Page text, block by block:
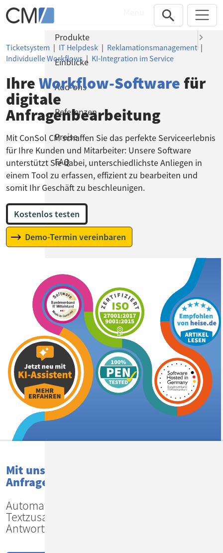
Direkt zur Hauptnavigation springen
Direkt zum Inhalt springen
Ticketsystem IT Helpdesk Reklamationsmanagement
Individuelle Workflows | KI-Integration im Service
IhreWorkflow-Softwarefür
digitale
Anfragenbearbeitung
Mit ConSol CM schaffen Sie das perfekte Serviceerlebnis
für Ihre Kunden und Mitarbeiter: Unsere Software
unterstützt Sie dabei, unterschiedlichste Anliegen in
einem Tool zu erfassen, effizient zu bearbeiten und
somit Ihr Geschäft zu beschleunigen.
Kostenlos testen
Demo-Termin vereinbaren
Mit unserem KI-Assistenten
Anfragen noch bequemer bearbeiten!
Automatisierte Vorsortierung,
Textzusammenfassungen,
Antwortvorschläge und mehr
Produkte
Einblicke
Add-ons
Referenzen
Preise
FAQ